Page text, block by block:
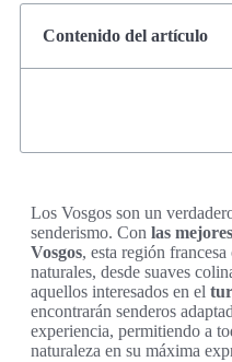
Contenido del artículo
Los Vosgos son un
senderismo. Con las
Vosgos, esta región
naturales, desde suaves
aquellos interesados en el
encontrarán senderos
experiencia, permitiendo a
naturaleza en su máxima